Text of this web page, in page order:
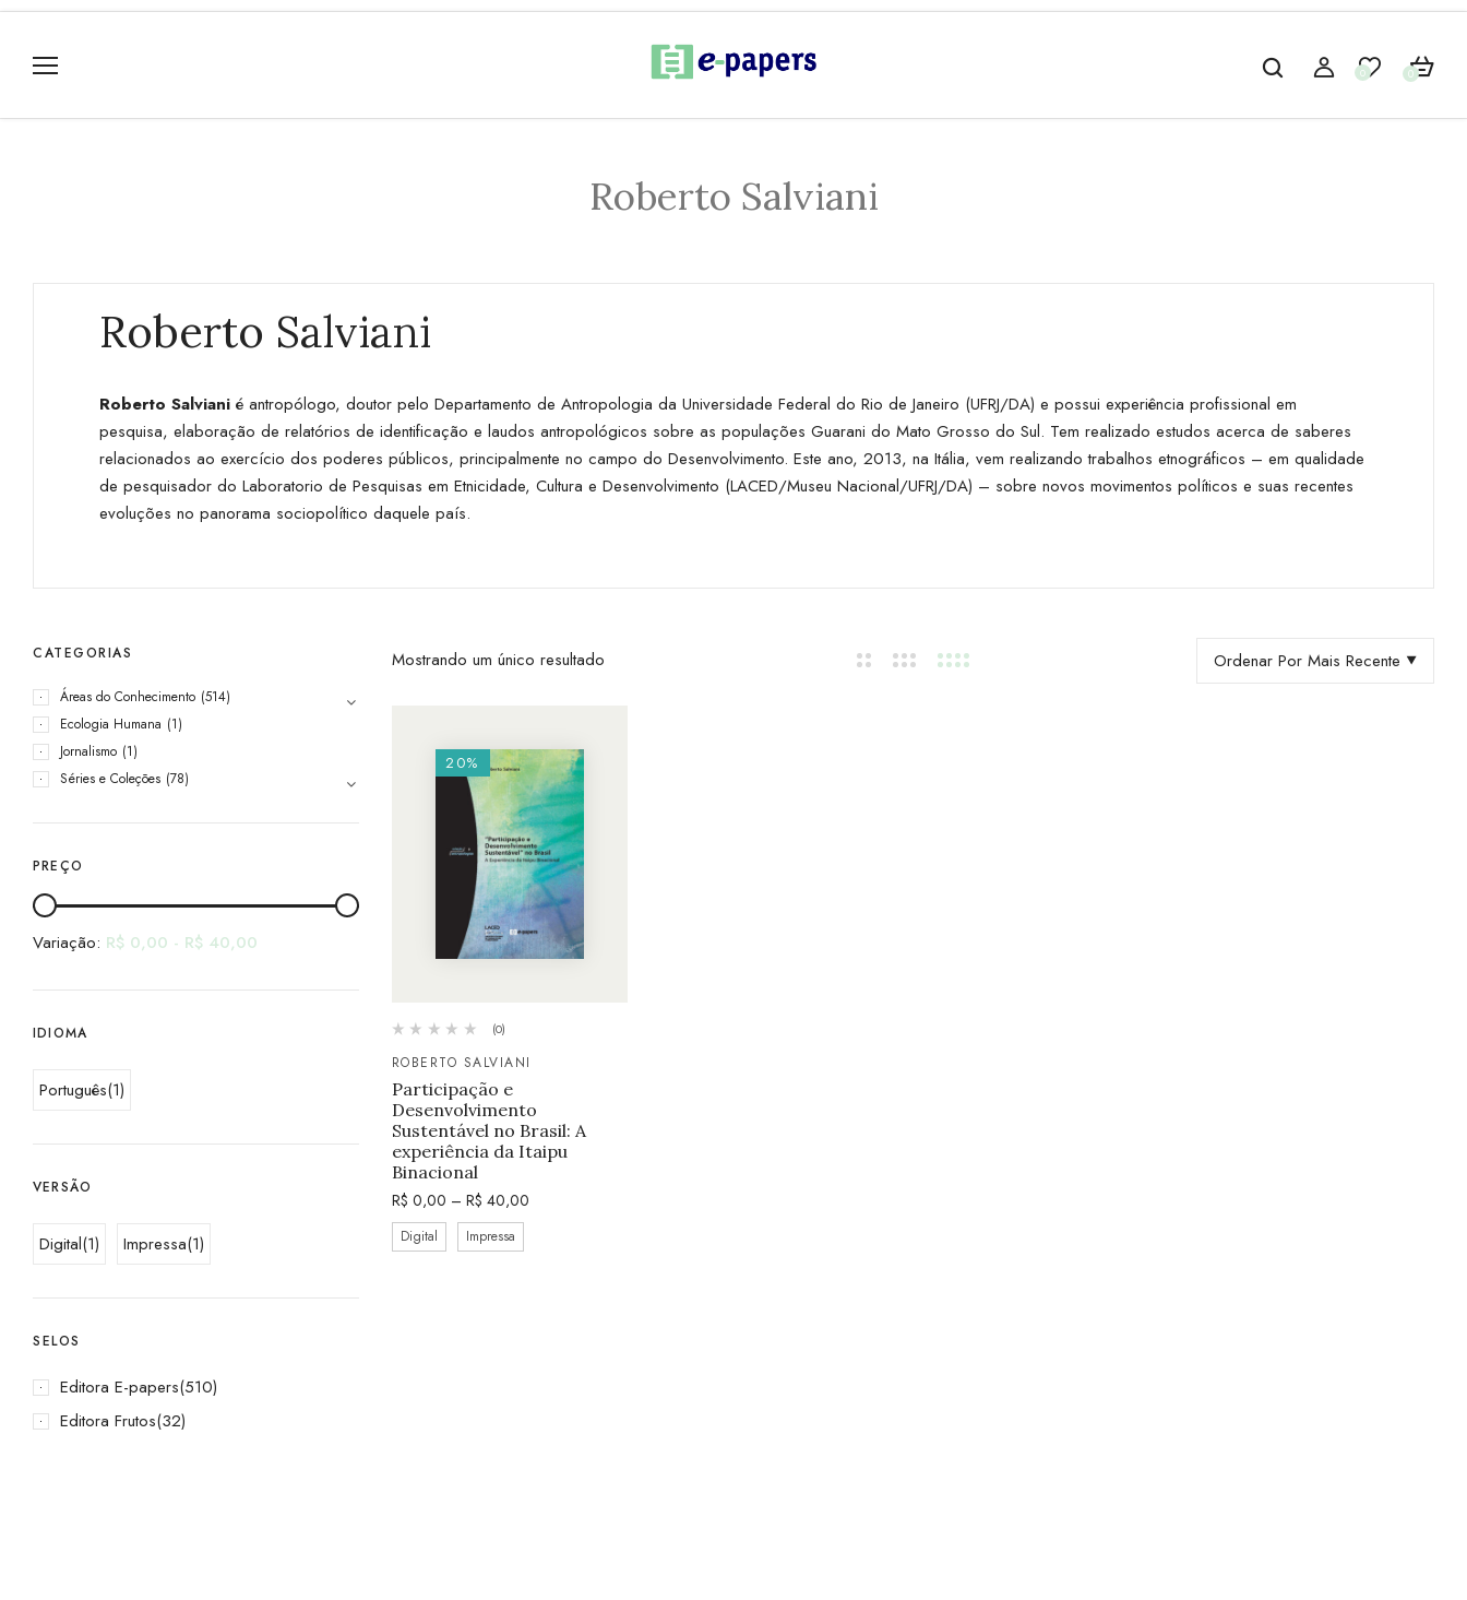
0 0
Roberto Salviani
Roberto Salviani
Roberto Salviani é antropólogo, doutor pelo Departamento de Antropologia da Universidade Federal do Rio de Janeiro (UFRJ/DA) e possui experiência profissional em
pesquisa, elaboração de relatórios de identificação e laudos antropológicos sobre as populações Guarani do Mato Grosso do Sul. Tem realizado estudos acerca de saberes
relacionados ao exercício dos poderes públicos, principalmente no campo do Desenvolvimento. Este ano, 2013, na Itália, vem realizando trabalhos etnográficos – em qualidade
de pesquisador do Laboratorio de Pesquisas em Etnicidade, Cultura e Desenvolvimento (LACED/Museu Nacional/UFRJ/DA) – sobre novos movimentos políticos e suas recentes
evoluções no panorama sociopolítico daquele país.
CATEGORIAS
Áreas do Conhecimento (514)
Ecologia Humana (1)
Jornalismo (1)
Séries e Coleções (78)
PREÇO
Variação: R$ 0,00 - R$ 40,00
IDIOMA
Português(1)
VERSÃO
Digital(1) Impressa(1)
SELOS
Editora E-papers(510)
Editora Frutos(32)
Mostrando um único resultado Ordenar Por Mais Recente
20%
(0)
ROBERTO SALVIANI
Participação e
Desenvolvimento
Sustentável no Brasil: A
experiência da Itaipu
Binacional
R$ 0,00 – R$ 40,00
Digital Impressa